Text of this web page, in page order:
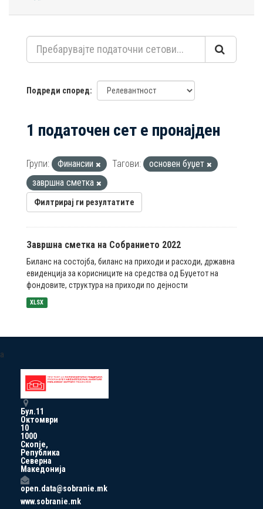
Подреди според
1 податочен сет е пронајден
Групи: Финансии Тагови:
основен буџет
завршна сметка
Филтрирај ги резултатите
Завршна сметка на Собранието 2022
Биланс на состојба, биланс на приходи и расходи, државна
евиденција за корисниците на средства од Буџетот на
фондовите, структура на приходи по дејности
XLSX
a
Бул.11
Октомври
10
1000
Скопје,
Република
Северна
Македонија
open.data@sobranie.mk
www.sobranie.mk